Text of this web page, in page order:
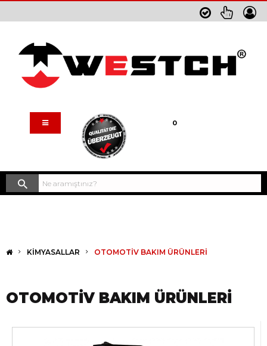
0
KIMYASALLAR OTOMOTIV BAKIM ÜRÜNLERI
OTOMOTIV BAKIM ÜRÜNLERI